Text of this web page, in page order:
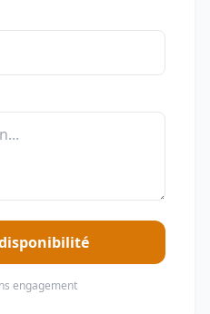
engagement